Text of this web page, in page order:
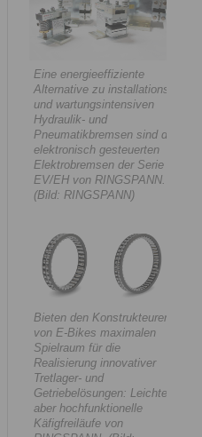
Eine energieeffiziente
Alternative zu installations-
und wartungsintensiven
Hydraulik- und
Pneumatikbremsen sind die
elektronisch gesteuerten
Elektrobremsen der Serie
EV/EH von RINGSPANN.
(Bild: RINGSPANN)
Bieten den Konstrukteuren
von E-Bikes maximalen
Spielraum für die
Realisierung innovativer
Tretlager- und
Getriebelösungen: Leichte
aber hochfunktionelle
Käfigfreiläufe von